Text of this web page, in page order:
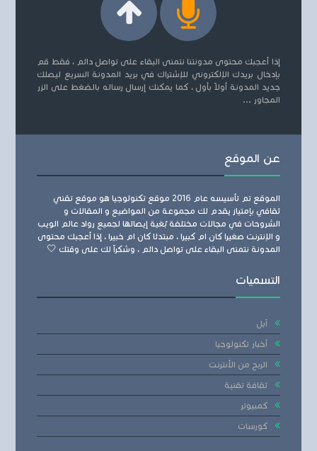
إذا أعجبك محتوى مدونتنا نتمنى البقاء على تواصل دائم ، فقط قم
بإدخال بريدك الإلكتروني للإشتراك في بريد المدونة السريع ليصلك
جديد المدونة أولاً بأول ، كما يمكنك إرسال رساله بالضغط على الزر
المجاور ...
عن الموقع
الموقع تم تأسيسه عام 2016 موقع تكنولوجيا هو موقع تقني
ثقافي بإمتياز يقدم لك مجموعة من المواضيع و المقالات و
الشروحات في مجالات مختلفة بُغية إيصالها لجميع رواد عالم الويب
و الإنترنت صغيرا كان ام كبيرا ، مبتدئا كان ام خبيرا ، إذا أعجبك محتوى
المدونة نتمنى البقاء على تواصل دائم ، وشكراً لك على وقتك 🤍
التسميات
آبل
أخبار تكنولوجيا
الربح من الأنترنت
ثقافة تقنية
كمبيوتر
كورسات